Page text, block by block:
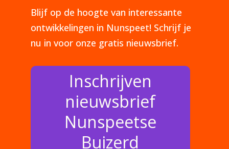
Blijf op de hoogte van interessante
ontwikkelingen in Nunspeet! Schrijf je
nu in voor onze gratis nieuwsbrief.
Inschrijven
nieuwsbrief
Nunspeetse
Buizerd